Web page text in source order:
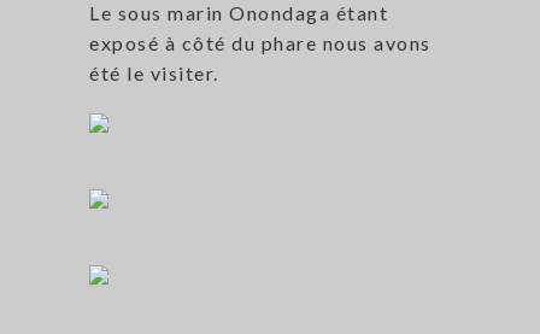
Le sous marin Onondaga étant
exposé à côté du phare nous avons
été le visiter.